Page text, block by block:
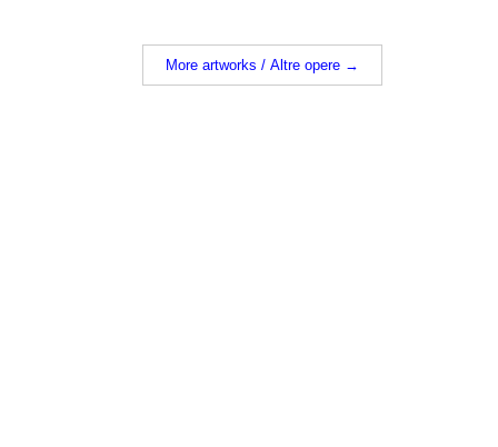
More artworks / Altre opere →